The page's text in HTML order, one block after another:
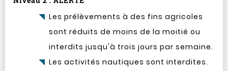
Les prélèvements à des fins agricoles
sont réduits de moins de la moitié ou
interdits jusqu'à trois jours par semaine.
Les activités nautiques sont interdites.